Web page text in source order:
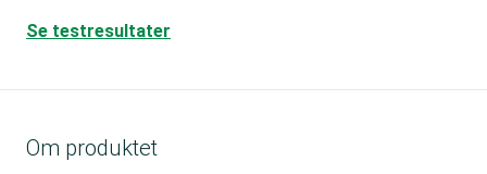
Se testresultater
Om produktet